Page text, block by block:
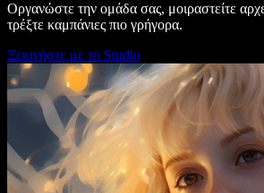
Οργανώστε την ομάδα σας, μοιραστείτε
τρέξτε καμπάνιες πιο γρήγορα.
Ξεκινήστε με το Studio